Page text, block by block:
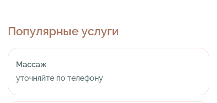
Популярные услуги
Массаж
уточняйте по телефону